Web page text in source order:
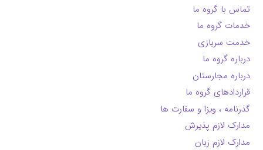
تماس با گروه ما
خدمات گروه ما
خدمت سربازی
درباره گروه ما
درباره مجارستان
قراردادهای گروه ما
گذرنامه ، ویزا و سفارت ها
مدارک لازم پذیرش
مدارک لازم زبان